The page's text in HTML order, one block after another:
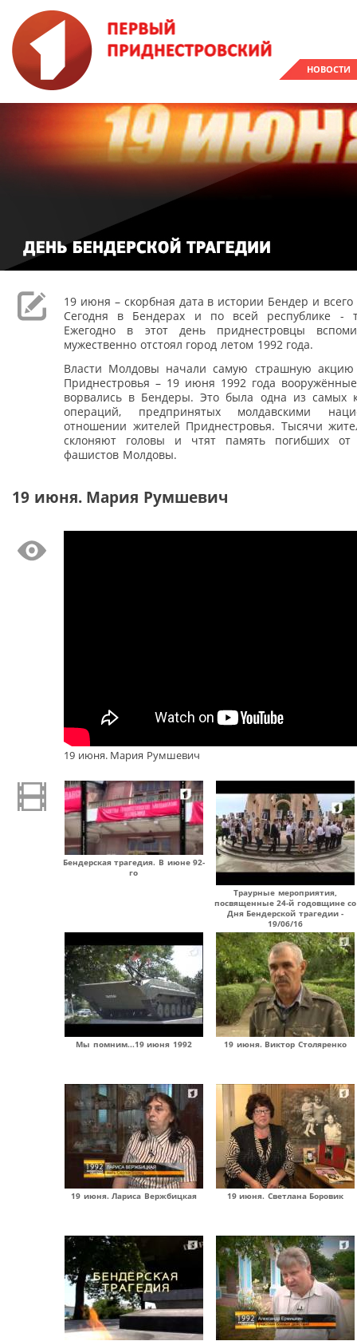
НОВОСТИ
19 июня – скорбная дата в истории Бендер и
Сегодня в Бендерах и по всей республике -
Ежегодно в этот день приднестровцы
мужественно отстоял город летом 1992 года.
Власти Молдовы начали самую страшную акцию
Приднестровья – 19 июня 1992 года
ворвались в Бендеры. Это была одна из самых
операций, предпринятых молдавскими
отношении жителей Приднестровья. Тысячи
склоняют головы и чтят память погибших от
фашистов Молдовы.
19 июня. Мария Румшевич
19 июня. Мария Румшевич
Бендерская трагедия. В июне 92-
го
Траурные мероприятия,
посвященные 24-й годовщине со
Дня Бендерской трагедии -
19/06/16
Мы помним...19 июня 1992 19 июня. Виктор Столяренко
19 июня. Лариса Вержбицкая 19 июня. Светлана Боровик